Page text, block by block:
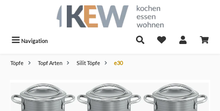
Navigation
Töpfe Topf Arten Silit Töpfe e30